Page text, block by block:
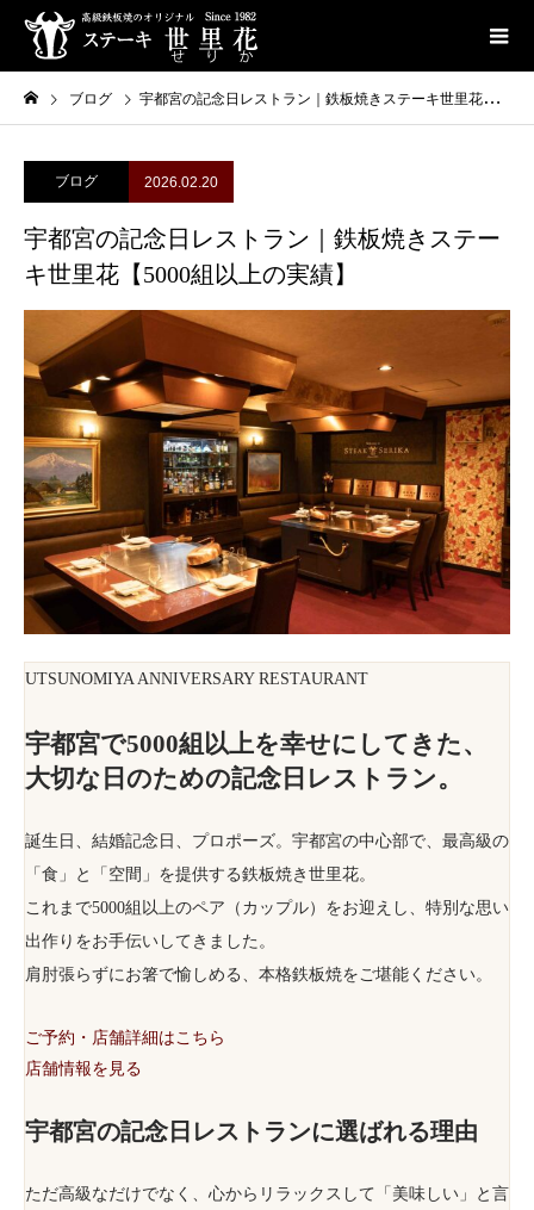
ブログ 宇都宮の記念日レストラン｜鉄板焼きステーキ世里花【5000組以上の実績】
ブログ 2026.02.20
宇都宮の記念日レストラン｜鉄板焼きステー
キ世里花【5000組以上の実績】
UTSUNOMIYA ANNIVERSARY RESTAURANT
宇都宮で5000組以上を幸せにしてきた、
大切な日のための記念日レストラン。
誕生日、結婚記念日、プロポーズ。宇都宮の中心部で、最高級の
「食」と「空間」を提供する鉄板焼き世里花。
これまで5000組以上のペア（カップル）をお迎えし、特別な思い
出作りをお手伝いしてきました。
肩肘張らずにお箸で愉しめる、本格鉄板焼をご堪能ください。
ご予約・店舗詳細はこちら
店舗情報を見る
宇都宮の記念日レストランに選ばれる理由
ただ高級なだけでなく、心からリラックスして「美味しい」と言